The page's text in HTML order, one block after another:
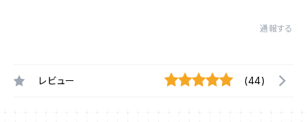
通報する
レビュー (44)